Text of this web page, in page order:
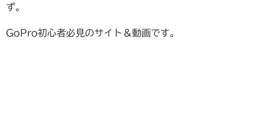
ず。
GoPro初心者必見のサイト＆動画です。